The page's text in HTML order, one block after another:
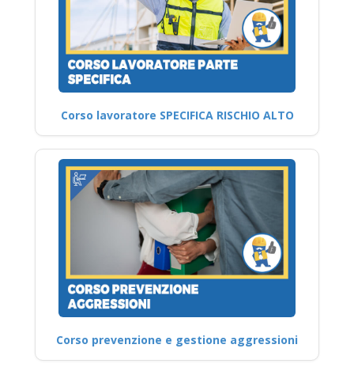
Corso lavoratore SPECIFICA RISCHIO ALTO
Corso prevenzione e gestione aggressioni